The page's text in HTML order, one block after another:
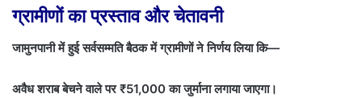
ग्रामीणों का प्रस्ताव और चेतावनी
जामुनपानी में हुई सर्वसम्मति बैठक में ग्रामीणों ने निर्णय लिया कि—
अवैध शराब बेचने वाले पर ₹51,000 का जुर्माना लगाया जाएगा।